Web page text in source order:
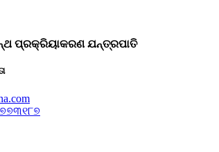
ପ୍ରକ୍ରିୟାକରଣ ଯନ୍ତ୍ରପାତି